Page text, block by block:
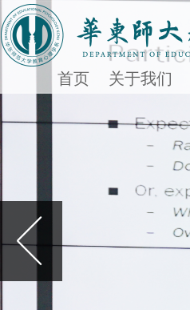
首页 关于我们